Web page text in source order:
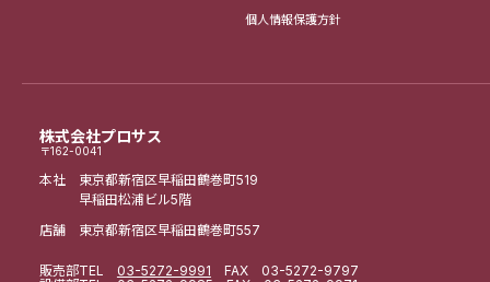
株式会社プロサス
〒162-0041
本社 東京都新宿区早稲田鶴巻町519
早稲田松浦ビル5階
店舗 東京都新宿区早稲田鶴巻町557
販売部TEL 03-5272-9991 FAX 03-5272-9797
個人情報保護方針